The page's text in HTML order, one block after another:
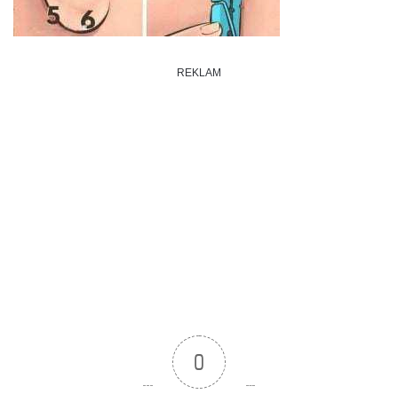
REKLAM
0